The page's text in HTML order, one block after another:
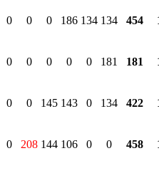
0 0 0 186 134 134 454
0 0 0 0 0 181 181
0 0 145 143 0 134 422
0 208 144 106 0 0 458